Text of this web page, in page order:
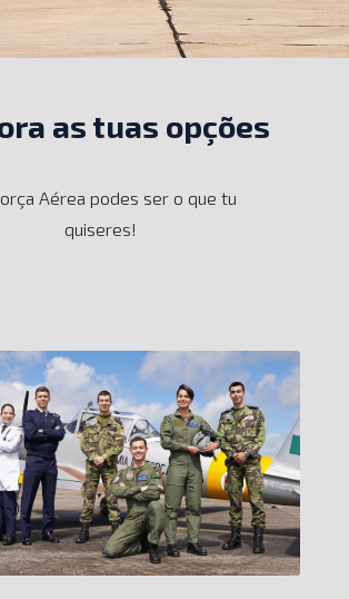
as tuas opções
Aérea podes ser o que tu
quiseres!